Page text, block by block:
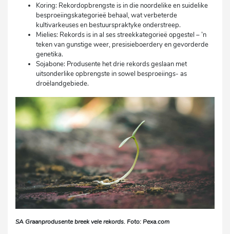
Koring: Rekordopbrengste is in die noordelike en suidelike
besproeiingskategorieë behaal, wat verbeterde
kultivarkeuses en bestuurspraktyke onderstreep.
Mielies: Rekords is in al ses streekkategorieë opgestel – ’n
teken van gunstige weer, presisieboerdery en gevorderde
genetika.
Sojabone: Produsente het drie rekords geslaan met
uitsonderlike opbrengste in sowel besproeiings- as
droëlandgebiede.
SA Graanprodusente breek vele rekords. Foto: Pexa.com